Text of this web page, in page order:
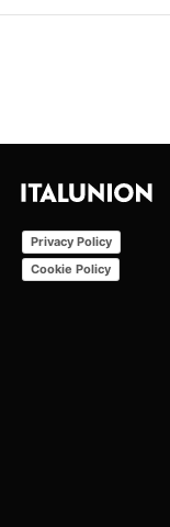
Privacy Policy
Cookie Policy